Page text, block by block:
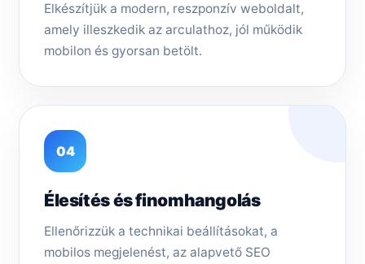
Elkészítjük a modern, reszponzív weboldalt,
amely illeszkedik az arculathoz, jól működik
mobilon és gyorsan betölt.
04
Élesítés és finomhangolás
Ellenőrizzük a technikai beállításokat, a
mobilos megjelenést, az alapvető SEO